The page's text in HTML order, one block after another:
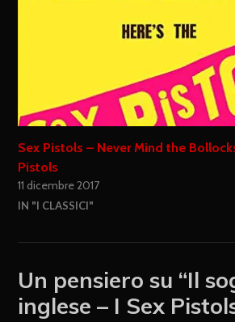
Sex Pistols – Never Mind the
Pistols
11 dicembre 2017
IN "I CLASSICI"
Un pensiero su “Il
inglese – I Sex